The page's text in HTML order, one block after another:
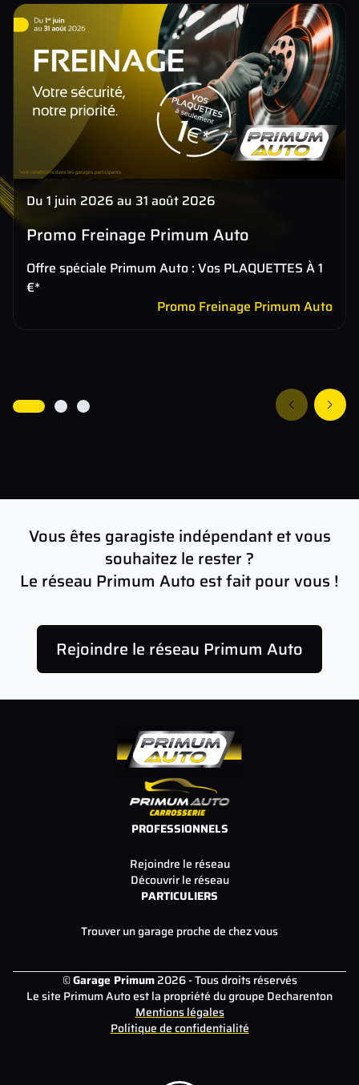
Du 1 juin 2026 au 31 août 2026
Promo Freinage Primum Auto
Offre spéciale Primum Auto : Vos PLAQUETTES À 1
€*
Promo Freinage Primum Auto
Vous êtes garagiste indépendant et vous
souhaitez le rester ?
Le réseau Primum Auto est fait pour vous !
Rejoindre le réseau Primum Auto
PROFESSIONNELS
Rejoindre le réseau
Découvrir le réseau
PARTICULIERS
Trouver un garage proche de chez vous
©Garage Primum2026 - Tous droits réservés
Le site Primum Auto est la propriété du groupe Decharenton
Mentions légales
Politique de confidentialité